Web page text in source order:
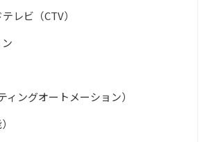
レビ（CTV）
ィングオートメーション）